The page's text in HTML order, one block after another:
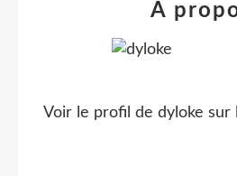
À
Voir le profil de dyloke sur